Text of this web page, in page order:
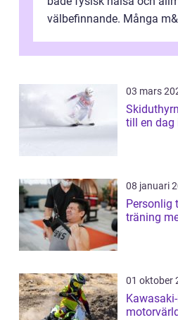
välbefinnande. Många
03 mars
Skiduthyrning
till en dag
08 januari
Personlig
träning
01 oktober